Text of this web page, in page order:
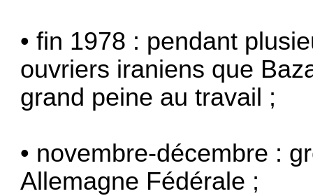
• fin 1978 : pendant
ouvriers iraniens que
grand peine au travail ;
• novembre-décembre :
Allemagne Fédérale ;